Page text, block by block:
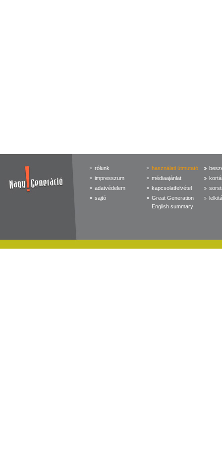
rólunk
impresszum
adatvédelem
sajtó
használati útmutató
médiaajánlat
kapcsolatfelvétel
Great Generation
English summary